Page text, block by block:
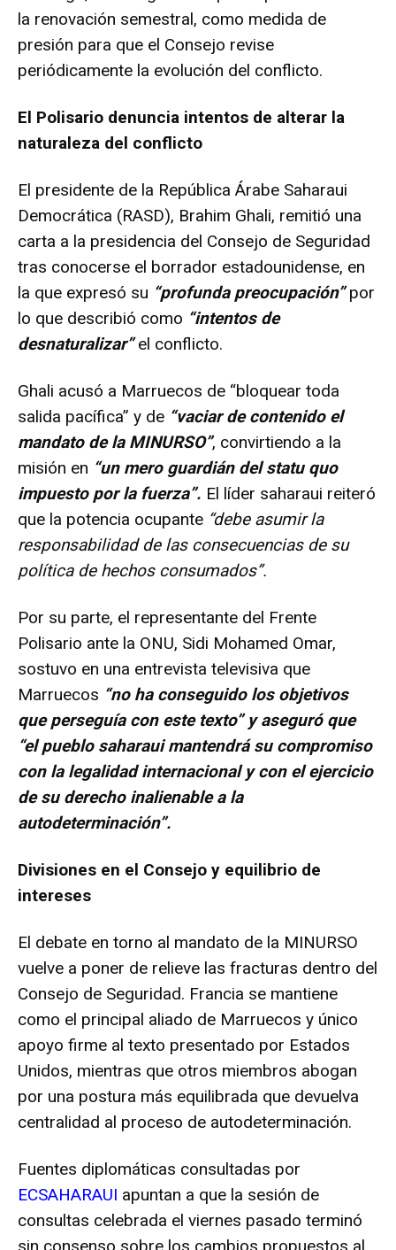
la renovación semestral, como medida de
presión para que el Consejo revise
periódicamente la evolución del conflicto.
El Polisario denuncia intentos de alterar la
naturaleza del conflicto
El presidente de la República Árabe Saharaui
Democrática (RASD), Brahim Ghali, remitió una
carta a la presidencia del Consejo de Seguridad
tras conocerse el borrador estadounidense, en
la que expresó su “profunda preocupación”por
lo que describió como “intentos de
desnaturalizar”el conflicto.
Ghali acusó a Marruecos de “bloquear toda
salida pacífica” y de “vaciar de contenido el
mandato de la MINURSO”, convirtiendo a la
misión en “un mero guardián del statu quo
impuesto por la fuerza”. El líder saharaui reiteró
que la potencia ocupante “debe asumir la
responsabilidad de las consecuencias de su
política de hechos consumados”.
Por su parte, el representante del Frente
Polisario ante la ONU, Sidi Mohamed Omar,
sostuvo en una entrevista televisiva que
Marruecos “no ha conseguido los objetivos
que perseguía con este texto” y aseguró que
“el pueblo saharaui mantendrá su compromiso
con la legalidad internacional y con el ejercicio
de su derecho inalienable a la
autodeterminación”.
Divisiones en el Consejo y equilibrio de
intereses
El debate en torno al mandato de la MINURSO
vuelve a poner de relieve las fracturas dentro del
Consejo de Seguridad. Francia se mantiene
como el principal aliado de Marruecos y único
apoyo firme al texto presentado por Estados
Unidos, mientras que otros miembros abogan
por una postura más equilibrada que devuelva
centralidad al proceso de autodeterminación.
Fuentes diplomáticas consultadas por
ECSAHARAUI apuntan a que la sesión de
consultas celebrada el viernes pasado terminó